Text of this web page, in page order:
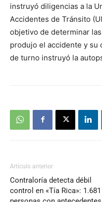
instruyó diligencias a la
Accidentes de Tránsito
objetivo de determinar
produjo el accidente y su
de turno instruyó la
Artículo anterior
Contraloría detecta débil
control en «Tía Rica»: 1.681